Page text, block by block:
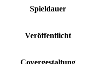
Spieldauer
Veröffentlicht
Covergestaltung